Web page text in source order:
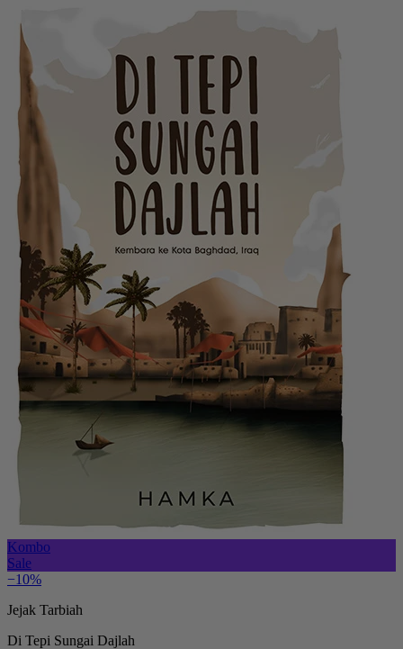
Kombo
Sale
−10%
Jejak Tarbiah
Di Tepi Sungai Dajlah